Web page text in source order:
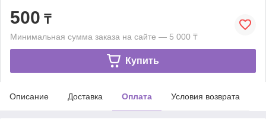
500 ₸
Минимальная сумма заказа на сайте — 5 000 ₸
Купить
Описание Доставка Оплата Условия возврата